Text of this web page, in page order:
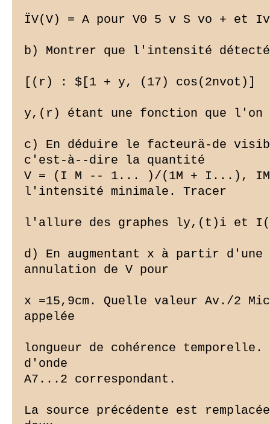
ÏV(V) = A pour V0 5 v S vo + et
b) Montrer que l'intensité
[(r) : $[1 + y, (17) cos(2nvot)]
y,(r) étant une fonction que l'on
c) En déduire le facteurä-de
c'est-à--dire la quantité
V = (I M -- 1... )/(1M + I...),
l'intensité minimale. Tracer
l'allure des graphes ly,(t)i et
d) En augmentant x à partir
annulation de V pour
x =15,9cm. Quelle valeur Av./2
appelée
longueur de cohérence
d'onde
A7...2 correspondant.
La source précédente est